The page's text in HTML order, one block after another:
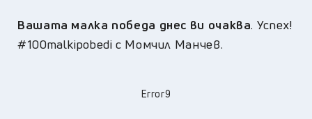
Вашата малка победа днес ви очаква. Успех!
#100malkipobedi с Момчил Манчев.
Error9